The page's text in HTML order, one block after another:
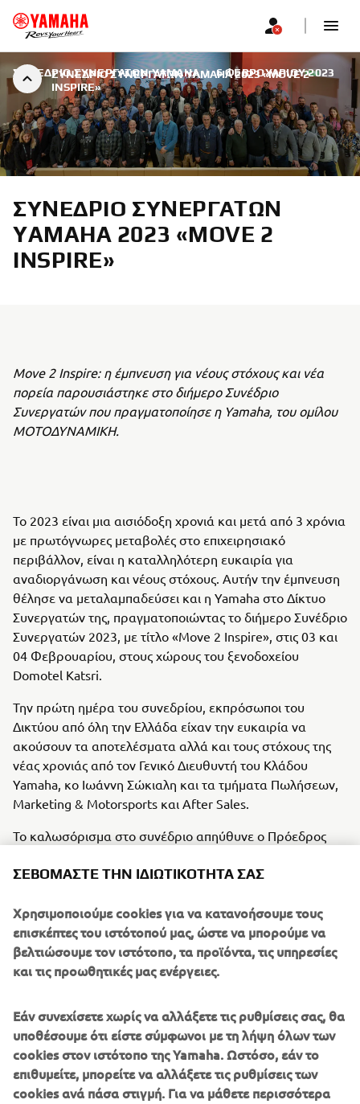
ΣΥΝΈΔΡΙΟ ΣΥΝΕΡΓΑΤΏΝ YAMAHA 2023 «MOVE 2
INSPIRE»
ΣΥΝΈΔΡΙΟ ΣΥΝΕΡΓΑΤΏΝ YAMAHA | 6 ΦΕΒΡΟΥΑΡΊΟΥ 2023
ΣΥΝΈΔΡΙΟ ΣΥΝΕΡΓΑΤΏΝ
YAMAHA 2023 «MOVE 2
INSPIRE»
Move 2 Inspire: η έμπνευση για νέουςστόχους και νέα
πορεία παρουσιάστηκε στο διήμερο Συνέδριο
Συνεργατών που πραγματοποίησε η Yamaha, του ομίλου
ΜΟΤΟΔΥΝΑΜΙΚΗ.
Το 2023 είναι μια αισιόδοξη χρονιά και μετά από 3 χρόνια
με πρωτόγνωρες μεταβολές στο επιχειρησιακό
περιβάλλον, είναι η καταλληλότερη ευκαιρία για
αναδιοργάνωση και νέους στόχους. Αυτήν την έμπνευση
θέλησε να μεταλαμπαδεύσει και η Yamaha στο Δίκτυο
Συνεργατών της, πραγματοποιώντας το διήμερο Συνέδριο
Συνεργατών 2023, με τίτλο «Move 2 Inspire», στις 03 και
04 Φεβρουαρίου, στους χώρους του ξενοδοχείου
Domotel Katsri.
Την πρώτη ημέρα του συνεδρίου, εκπρόσωποι του
Δικτύου από όλη την Ελλάδα είχαν την ευκαιρία να
ακούσουν τα αποτελέσματα αλλά και τους στόχους της
νέας χρονιάς από τον Γενικό Διευθυντή του Κλάδου
Yamaha, κο Ιωάννη Σώκιαλη και τα τμήματα Πωλήσεων,
Marketing & Motorsports και After Sales.
Το καλωσόρισμα στο συνέδριο απηύθυνε ο Πρόεδρος
Κυριακόπουλος, στην πρώτη του ομιλία προς το Δίκτυο.
Το τέλος της ημέρας σηματοδοτήθηκε με
φαντασμαγορικό δείπνο στο Politeia Tennis Club, όπου
τους καλεσμένους διασκέδασε με τον μοναδικό του
τρόπο ο πολυτάλαντος performer Tonis Sfinos.
δυνατότητα να πραγματοποιήσουν test ride με το πρώτο
ηλεκτρικό scooter της Yamaha, ΝΕΟ’s, σε επιλεγμένη
διαδρομή.
Ευχόμαστε στο Δίκτυο Yamaha πολλές επιτυχίες και Καλές
ΣΕΒΌΜΑΣΤΕ ΤΗΝ ΙΔΙΩΤΙΚΌΤΗΤΆ ΣΑΣ
Χρησιμοποιούμε cookies για να κατανοήσουμε τους
επισκέπτες του ιστότοπού μας, ώστε να μπορούμε να
βελτιώσουμε τον ιστότοπο, τα προϊόντα, τις υπηρεσίες
και τις προωθητικές μας ενέργειες.
Εάν συνεχίσετε χωρίς να αλλάξετε τις ρυθμίσεις σας, θα
υποθέσουμε ότι είστε σύμφωνοι με τη λήψη όλων των
cookies στον ιστότοπο της Yamaha. Ωστόσο, εάν το
επιθυμείτε, μπορείτε να αλλάξετε τις ρυθμίσεις των
cookies ανά πάσα στιγμή. Για να μάθετε περισσότερα